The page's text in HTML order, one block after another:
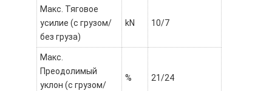
Макс. Тяговое
усилие (с грузом/
без груза)
kN 10/7
Макс.
Преодолимый
уклон (с грузом/
% 21/24